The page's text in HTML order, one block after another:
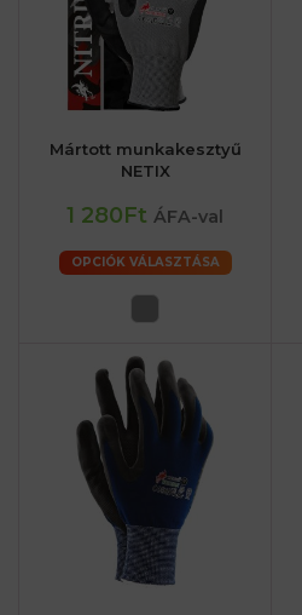
Mártott munkakesztyű
NETIX
1 280Ft ÁFA-val
OPCIÓK VÁLASZTÁSA